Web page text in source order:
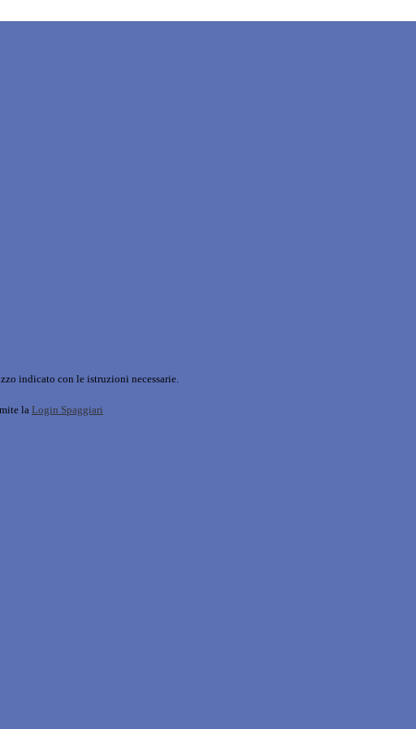
indicato con le istruzioni necessarie.
la Login Spaggiari